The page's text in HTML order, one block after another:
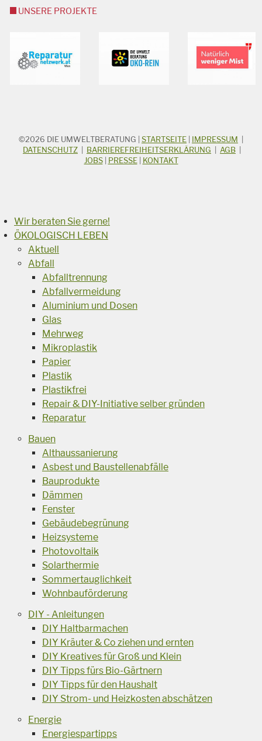
UNSERE PROJEKTE
STICHWORTSUCHE
Suchbegriff
©2026 DIE UMWELTBERATUNG STARTSEITE IMPRESSUM
DATENSCHUTZ
BARRIEREFREIHEITSERKLÄRUNG AGB
JOBS| PRESSE| KONTAKT
Wir beraten Sie gerne!
ÖKOLOGISCH LEBEN
Aktuell
Abfall
Abfalltrennung
Abfallvermeidung
Aluminium und Dosen
Glas
Mehrweg
Mikroplastik
Papier
Plastik
Plastikfrei
Repair & DIY-Initiative selber gründen
Reparatur
Bauen
Althaussanierung
Asbest und Baustellenabfälle
Bauprodukte
Dämmen
Fenster
Gebäudebegrünung
Heizsysteme
Photovoltaik
Solarthermie
Sommertauglichkeit
Wohnbauförderung
DIY - Anleitungen
DIY Haltbarmachen
DIY Kräuter & Co ziehen und ernten
DIY Kreatives für Groß und Klein
DIY Tipps fürs Bio-Gärtnern
DIY Tipps für den Haushalt
DIY Strom- und Heizkosten abschätzen
Energie
Energiespartipps